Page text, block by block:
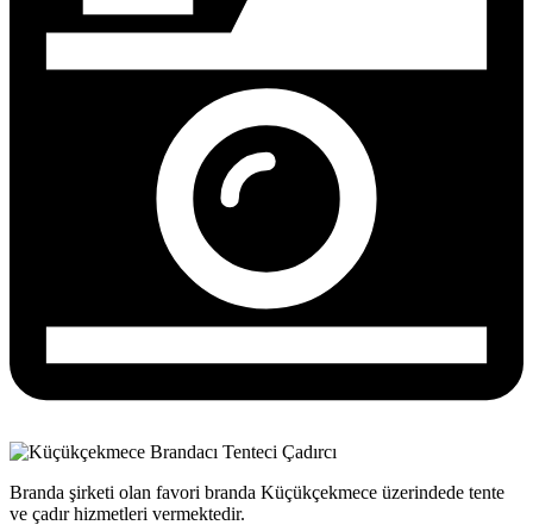
Branda şirketi olan favori branda Küçükçekmece üzerindede tente
ve çadır hizmetleri vermektedir.